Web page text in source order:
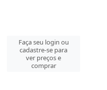
Faça seu login ou
cadastre-se para
ver preços e
comprar